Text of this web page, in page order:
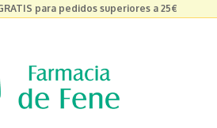
para pedidos superiores a 25€